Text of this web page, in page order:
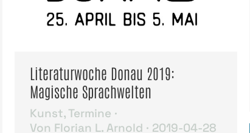
Literaturwoche Donau 2019:
Magische Sprachwelten
Kunst,Termine
Von Florian L. Arnold 2019-04-28